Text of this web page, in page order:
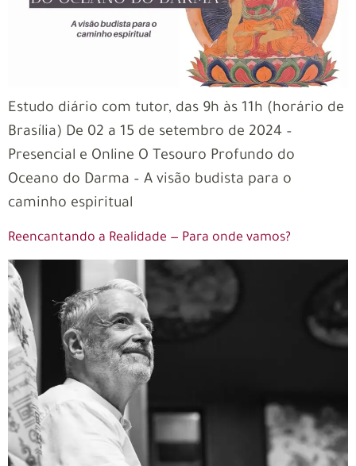
Estudo diário com tutor, das 9h às 11h (horário de
Brasília) De 02 a 15 de setembro de 2024 –
Presencial e Online O Tesouro Profundo do
Oceano do Darma – A visão budista para o
caminho espiritual
Reencantando a Realidade — Para onde vamos?